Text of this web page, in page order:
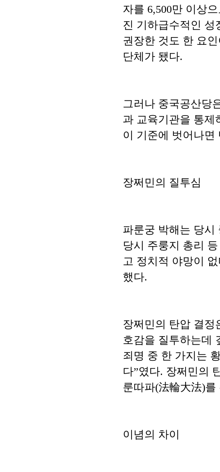
자를 6,500만 이상
진 기하급수적인 성
권장한 것도 한 요
단체가 됐다.
그러나 중국공산당
과 교육기관을 통제
이 기준에 벗어나면
장쩌민의 질투심
파룬궁 박해는 당시
당시 주룽지 총리
고 정치적 야망이
했다.
장쩌민의 탄압 결정
호감을 질투하는데
죄명 중 한 가지는
다”였다. 장쩌민의
룬따파(法輪大法)
이념의 차이